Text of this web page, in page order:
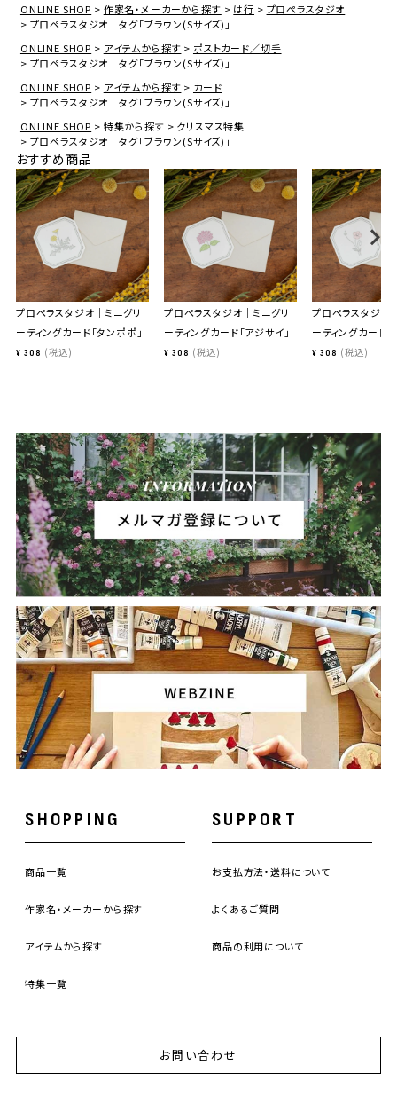
ONLINE SHOP 作家名・メーカーから探す は行
プロペラスタジオ
プロペラスタジオ｜タグ「ブラウン(Sサイズ)」
ONLINE SHOP
アイテムから探す
ポストカード／切手
プロペラスタジオ｜タグ「ブラウン(Sサイズ)」
ONLINE SHOP
アイテムから探す
カード
プロペラスタジオ｜タグ「ブラウン(Sサイズ)」
ONLINE SHOP
特集から探す
クリスマス特集
プロペラスタジオ｜タグ「ブラウン(Sサイズ)」
おすすめ商品
プロペラスタジオ｜ミニグリ
ーティングカード「タンポポ」
¥ 308 税込
プロペラスタジオ｜ミニグリ
ーティングカード「アジサイ」
¥ 308 税込
プロペラスタジオ
ーティングカード「
¥ 308 税込
SHOPPING
商品一覧
作家名・メーカーから探す
アイテムから探す
特集一覧
SUPPORT
お支払方法・送料について
よくあるご質問
商品の利用について
お問い合わせ